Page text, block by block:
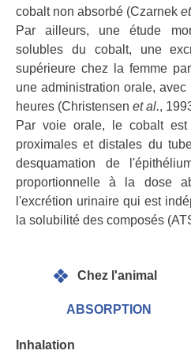
cobalt non absorbé (Czarnek
Par ailleurs, une étude
solubles du cobalt, une
supérieure chez la femme
une administration orale, avec
heures (Christensen et al.,
Par voie orale, le cobalt
proximales et distales du
desquamation de
proportionnelle à la dose
l'excrétion urinaire qui est
la solubilité des composés
Chez l'animal
ABSORPTION
Inhalation